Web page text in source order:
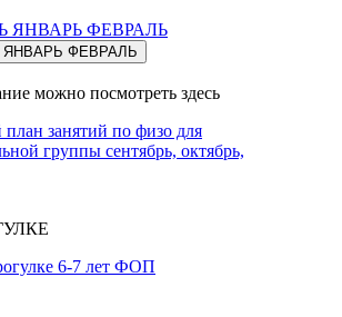
ЯНВАРЬ ФЕВРАЛЬ
можно посмотреть здесь
занятий по физо для
группы сентябрь, октябрь,
6-7 лет ФОП